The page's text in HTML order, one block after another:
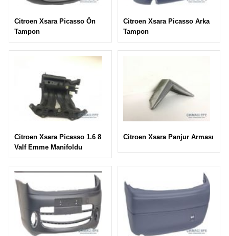
Citroen Xsara Picasso Ön
Tampon
Citroen Xsara Picasso Arka
Tampon
Citroen Xsara Picasso 1.6 8
Valf Emme Manifoldu
Citroen Xsara Panjur Arması